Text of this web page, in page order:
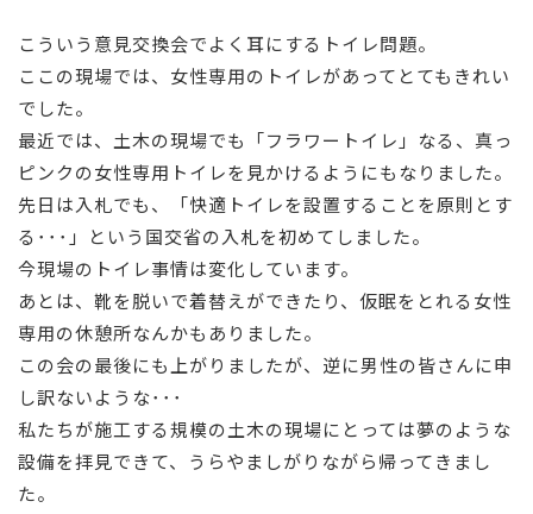
こういう意見交換会でよく耳にするトイレ問題。
ここの現場では、女性専用のトイレがあってとてもきれい
でした。
最近では、土木の現場でも「フラワートイレ」なる、真っ
ピンクの女性専用トイレを見かけるようにもなりました。
先日は入札でも、「快適トイレを設置することを原則とす
る･･･」という国交省の入札を初めてしました。
今現場のトイレ事情は変化しています。
あとは、靴を脱いで着替えができたり、仮眠をとれる女性
専用の休憩所なんかもありました。
この会の最後にも上がりましたが、逆に男性の皆さんに申
し訳ないような･･･
私たちが施工する規模の土木の現場にとっては夢のような
設備を拝見できて、うらやましがりながら帰ってきまし
た。